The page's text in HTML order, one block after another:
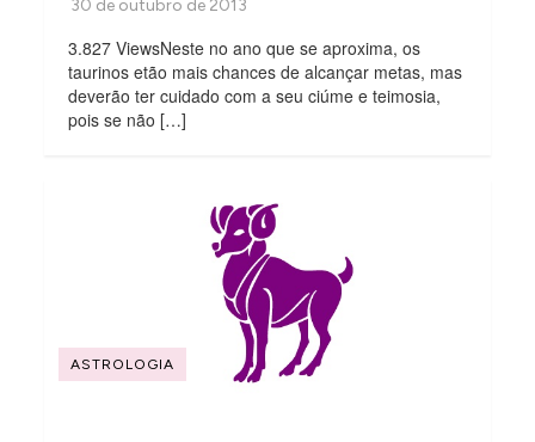
3.827 ViewsNeste no ano que se aproxima, os
taurinos etão mais chances de alcançar metas, mas
deverão ter cuidado com a seu ciúme e teimosia,
pois se não […]
ASTROLOGIA